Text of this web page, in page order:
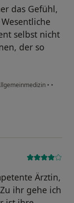
das Gefühl,
selbst nicht
der so
• •
Ärztin,
ihr gehe ich